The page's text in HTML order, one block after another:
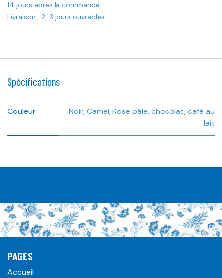
14 jours après la commande
Livraison : 2-3 jours ouvrables
Spécifications
Couleur Noir,Camel,Rose pâle,chocolat,café au
lait
PAGES
Accueil